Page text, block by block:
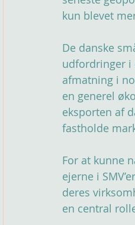
kun blevet
De danske
udfordringer i
afmatning i
en generel
eksporten af
fastholde
For at kunne
ejerne i
deres
en central